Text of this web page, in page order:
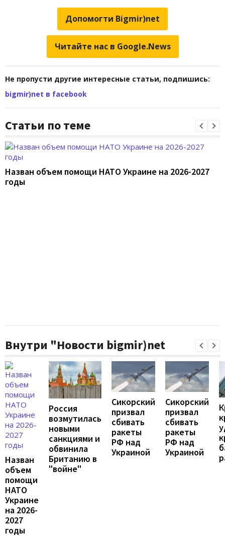
Допомогти Bigmir)net
Читайте нас в Google.News
Не пропусти другие интересные статьи, подпишись:
bigmir)net в facebook
Статьи по теме
Назван объем помощи НАТО Украине на 2026-2027
годы
Внутри "Новости bigmir)net
Назван
объем
помощи
НАТО
Украине
на 2026-
2027
годы
Россия
возмутилась
новыми
санкциями и
обвинила
Британию в
"войне"
Сикорский
призвал
сбивать
ракеты
РФ над
Украиной
Сикорский
призвал
сбивать
ракеты
РФ над
Украиной